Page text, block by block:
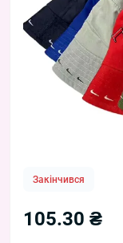
Закінчився
105.30 ₴